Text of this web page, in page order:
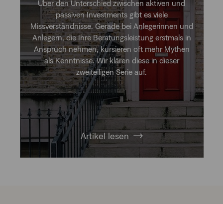
Über den Unterschied zwischen aktiven und
passiven Investments gibt es viele
Missverständnisse. Gerade bei Anlegerinnen und
Anlegern, die Ihre Beratungsleistung erstmals in
Anspruch nehmen, kursieren oft mehr Mythen
als Kenntnisse. Wir klären diese in dieser
zweiteiligen Serie auf.
Artikel lesen